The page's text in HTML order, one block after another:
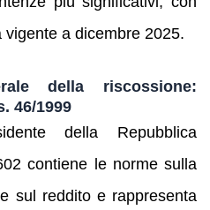
a dicembre 2025.
della riscossione:
46/1999
della Repubblica
contiene le norme sulla
sul reddito e rappresenta